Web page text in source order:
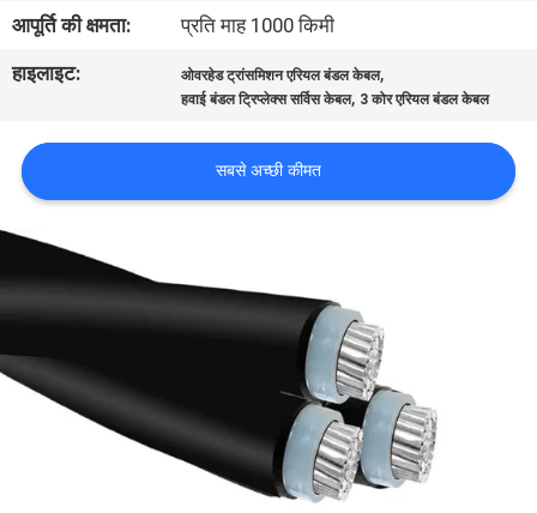
गुणवत्ता
नियंत्रण
हमसे
संपर्क
करें
समाचार
BLOG
आपूर्ति की क्षमता:
प्रति माह 1000 किमी
हाइलाइट:
ओवरहेड ट्रांसमिशन एरियल बंडल केबल,
हवाई बंडल ट्रिप्लेक्स सर्विस केबल, 3 कोर एरियल बंडल केबल
सबसे अच्छी कीमत